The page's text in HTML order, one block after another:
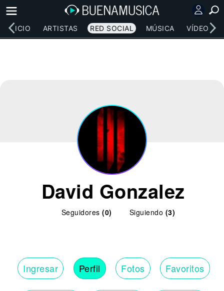
INICIO ARTISTAS RED SOCIAL MÚSICA VÍDEOS
David Gonzalez
Seguidores (0) Siguiendo (3)
Ingresar Perfil Fotos Favoritos